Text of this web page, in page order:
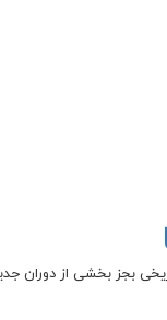
بجز بخشی از دوران